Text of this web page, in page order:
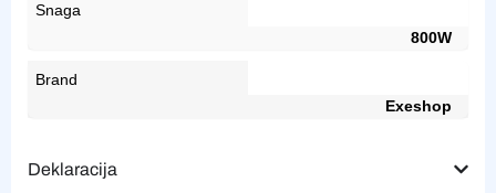
Snaga
800W
Brand
Exeshop
Deklaracija